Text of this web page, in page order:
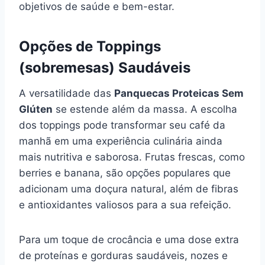
objetivos de saúde e bem-estar.
Opções de Toppings
(sobremesas) Saudáveis
A versatilidade das Panquecas Proteicas Sem
Glúten se estende além da massa. A escolha
dos toppings pode transformar seu café da
manhã em uma experiência culinária ainda
mais nutritiva e saborosa. Frutas frescas, como
berries e banana, são opções populares que
adicionam uma doçura natural, além de fibras
e antioxidantes valiosos para a sua refeição.
Para um toque de crocância e uma dose extra
de proteínas e gorduras saudáveis, nozes e